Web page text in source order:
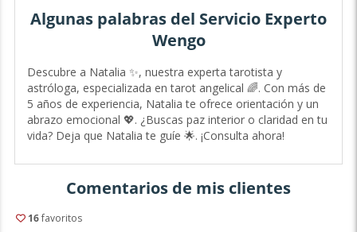
Algunas palabras del Servicio Experto
Wengo
Descubre a Natalia ✨, nuestra experta tarotista y
astróloga, especializada en tarot angelical 🌈. Con más de
5 años de experiencia, Natalia te ofrece orientación y un
abrazo emocional 💖. ¿Buscas paz interior o claridad en tu
vida? Deja que Natalia te guíe 🌟. ¡Consulta ahora!
Comentarios de mis clientes
16favoritos